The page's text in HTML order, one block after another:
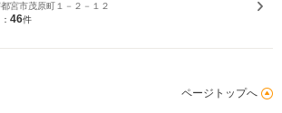
宮市茂原町１－２－１２
46件
ページトップへ